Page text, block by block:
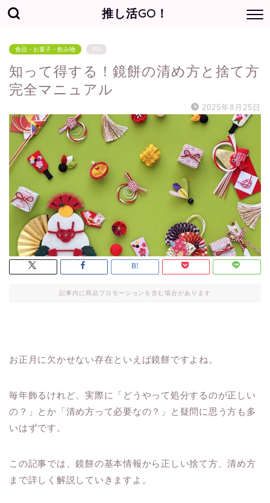
推し活GO！
食品・お菓子・飲み物 PR
知って得する！鏡餅の清め方と捨て方
完全マニュアル
2025年8月25日
記事内に商品プロモーションを含む場合があります
お正月に欠かせない存在といえば鏡餅ですよね。
毎年飾るけれど、実際に「どうやって処分するのが正しい
の？」とか「清め方って必要なの？」と疑問に思う方も多
いはずです。
この記事では、鏡餅の基本情報から正しい捨て方、清め方
まで詳しく解説していきますよ。